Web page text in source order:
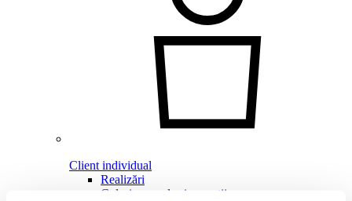
Client individual
Realizări
Culori, vopsele și garanții